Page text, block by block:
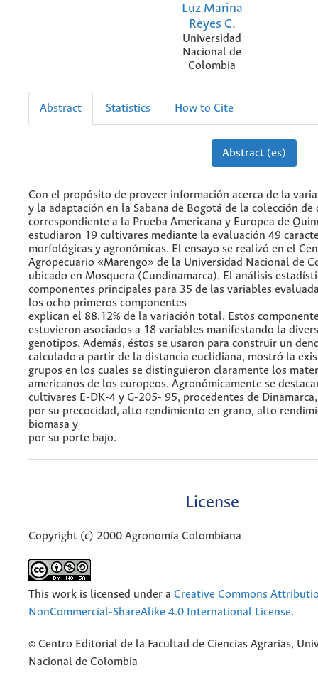
Luz Marina
Reyes C.
Universidad
Nacional de
Colombia
Abstract Statistics How to Cite
Abstract (es)
Con el propósito de proveer información acerca de la
y la adaptación en la Sabana de Bogotá de la colección de
correspondiente a la Prueba Americana y Europea de
estudiaron 19 cultivares mediante la evaluación 49
morfológicas y agronómicas. El ensayo se realizó en el
Agropecuario «Marengo» de la Universidad Nacional de
ubicado en Mosquera (Cundinamarca). El análisis
componentes principales para 35 de las variables
los ocho primeros componentes
explican el 88.12% de la variación total. Estos
estuvieron asociados a 18 variables manifestando la
genotipos. Además, éstos se usaron para construir un
calculado a partir de la distancia euclidiana, mostró la
grupos en los cuales se distinguieron claramente los
americanos de los europeos. Agronómicamente se
cultivares E-DK-4 y G-205- 95, procedentes de
por su precocidad, alto rendimiento en grano, alto
biomasa y
por su porte bajo.
License
Copyright (c) 2000 Agronomía Colombiana
This work is licensed under a Creative Commons
NonCommercial-ShareAlike 4.0 International License.
© Centro Editorial de la Facultad de Ciencias Agrarias,
Nacional de Colombia